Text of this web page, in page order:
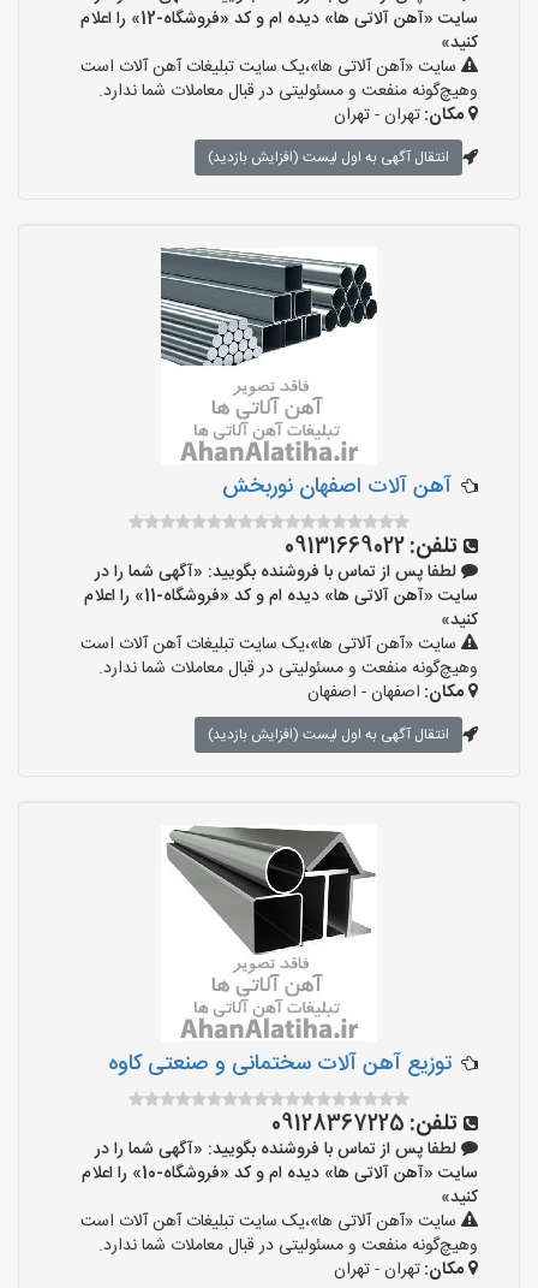
سایت «آهن آلاتی ها» دیده ام و کد «فروشگاه-12» را اعلام
کنید»
سایت «آهن آلاتی ها»،یک سایت تبلیغات آهن آلات است
وهیچ‌گونه منفعت و مسئولیتی در قبال معاملات شما ندارد.
مکان:تهران - تهران
انتقال آگهی به اول لیست (افزایش بازدید)
آهن آلات اصفهان نوربخش
تلفن:09131669022
لطفا پس از تماس با فروشنده بگویید: «آگهی شما را در
سایت «آهن آلاتی ها» دیده ام و کد «فروشگاه-11» را اعلام
کنید»
سایت «آهن آلاتی ها»،یک سایت تبلیغات آهن آلات است
وهیچ‌گونه منفعت و مسئولیتی در قبال معاملات شما ندارد.
مکان: اصفهان - اصفهان
انتقال آگهی به اول لیست (افزایش بازدید)
توزیع آهن آلات سختمانی و صنعتی کاوه
تلفن: 09128367225
لطفا پس از تماس با فروشنده بگویید: «آگهی شما را در
سایت «آهن آلاتی ها» دیده ام و کد «فروشگاه-10» را اعلام
کنید»
سایت «آهن آلاتی ها»،یک سایت تبلیغات آهن آلات است
وهیچ‌گونه منفعت و مسئولیتی در قبال معاملات شما ندارد.
مکان:تهران - تهران